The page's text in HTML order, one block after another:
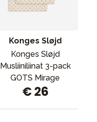
Konges Sløjd
Konges Sløjd
Musliiniliinat 3-pack
GOTS Mirage
€ 26